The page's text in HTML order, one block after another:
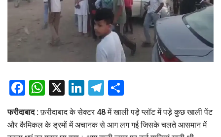
Facebook
WhatsApp
X LinkedIn
Telegram
फरीदाबाद :फ़रीदाबाद के सेक्टर 48 में खाली पड़े प्लॉट में पड़े कुछ खाली पेंट
और कैमिकल के ड्रमों में अचानक से आग लग गई जिसके चलते आसमान में